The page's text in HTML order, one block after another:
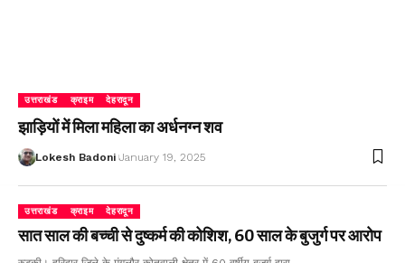
उत्तराखंड क्राइम देहरादून
झाड़ियों में मिला महिला का अर्धनग्न शव
Lokesh Badoni January 19, 2025
उत्तराखंड क्राइम देहरादून
सात साल की बच्ची से दुष्कर्म की कोशिश, 60 साल के बुजुर्ग पर आरोप